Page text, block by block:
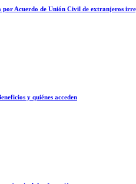
por Acuerdo de Unión Civil de extranjeros
y quiénes acceden